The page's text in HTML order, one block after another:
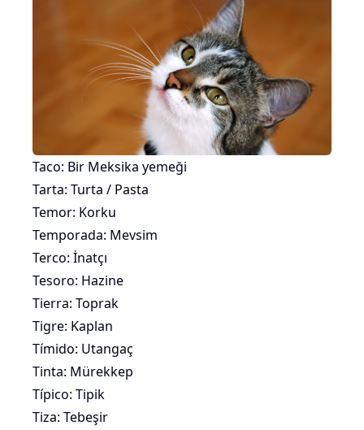
Taco: Bir Meksika yemeği
Tarta: Turta / Pasta
Temor: Korku
Temporada: Mevsim
Terco: İnatçı
Tesoro: Hazine
Tierra: Toprak
Tigre: Kaplan
Tímido: Utangaç
Tinta: Mürekkep
Típico: Tipik
Tiza: Tebeşir